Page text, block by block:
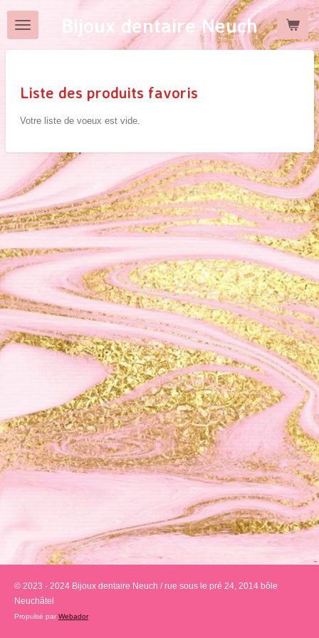
Passer
au
contenu
Bijoux dentaire Neuch
Liste des produits favoris
Votre liste de voeux est vide.
© 2023 - 2024 Bijoux dentaire Neuch / rue sous le pré 24, 2014 bôle
Neuchâtel
Propulsé par Webador